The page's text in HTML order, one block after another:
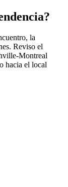
la
Reviso el
Montreal
hacia el local